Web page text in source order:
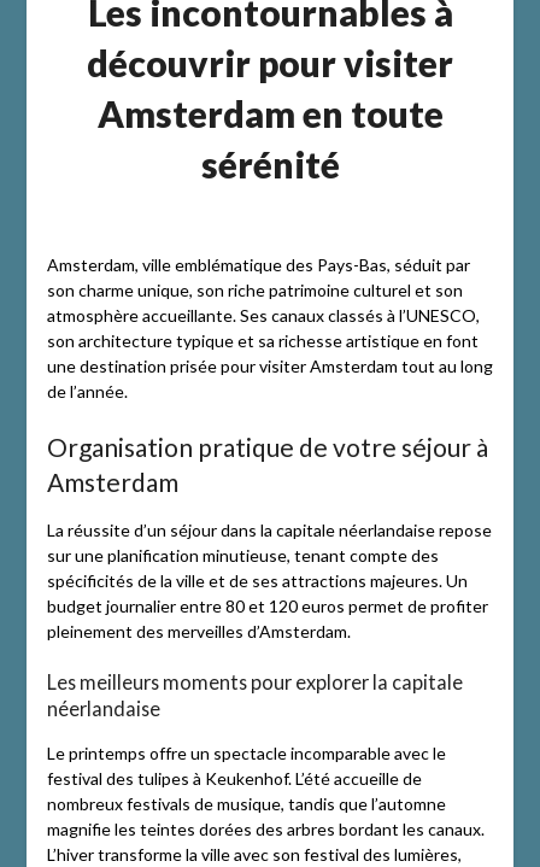
Les incontournables à
découvrir pour visiter
Amsterdam en toute
sérénité
Amsterdam, ville emblématique des Pays-Bas, séduit par
son charme unique, son riche patrimoine culturel et son
atmosphère accueillante. Ses canaux classés à l’UNESCO,
son architecture typique et sa richesse artistique en font
une destination prisée pour visiter Amsterdam tout au long
de l’année.
Organisation pratique de votre séjour à
Amsterdam
La réussite d’un séjour dans la capitale néerlandaise repose
sur une planification minutieuse, tenant compte des
spécificités de la ville et de ses attractions majeures. Un
budget journalier entre 80 et 120 euros permet de profiter
pleinement des merveilles d’Amsterdam.
Les meilleurs moments pour explorer la capitale
néerlandaise
Le printemps offre un spectacle incomparable avec le
festival des tulipes à Keukenhof. L’été accueille de
nombreux festivals de musique, tandis que l’automne
magnifie les teintes dorées des arbres bordant les canaux.
L’hiver transforme la ville avec son festival des lumières,